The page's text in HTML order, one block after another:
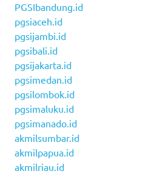
PGSIbandung.id
pgsiaceh.id
pgsijambi.id
pgsibali.id
pgsijakarta.id
pgsimedan.id
pgsilombok.id
pgsimaluku.id
pgsimanado.id
akmilsumbar.id
akmilpapua.id
akmilriau.id